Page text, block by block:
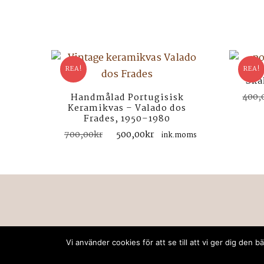
REA!
Handmålad Portugisisk
Keramikvas – Valado dos
Frades, 1950–1980
700,00kr
Det
var:
500,00kr Det
är:
ink.moms
REA!
© Upphovsrätt 2026retrodeco stockholm. Alla
Vi använder cookies för att se till att vi ger dig den